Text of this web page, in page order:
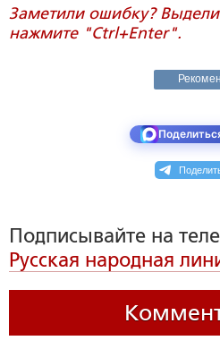
Заметили ошибку?
нажмите "Ctrl+Enter".
Подписывайте на
Русская народная